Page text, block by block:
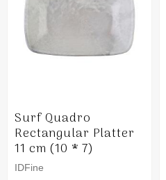
Surf Quadro
Rectangular Platter
11 cm (10 * 7)
IDFine